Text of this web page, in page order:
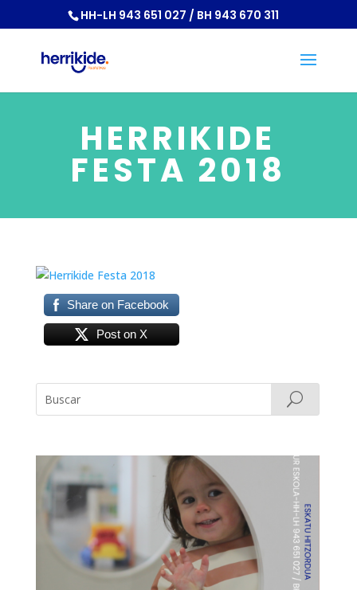
HH-LH 943 651 027 / BH 943 670 311
HERRIKIDE
FESTA 2018
Share on Facebook
Post on X